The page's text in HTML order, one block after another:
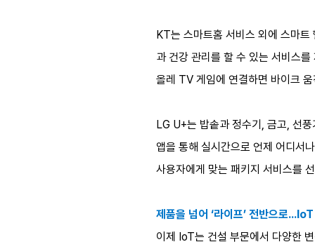
KT는 스마트홈 서비스 외에 스마
과 건강 관리를 할 수 있는 서비스
올레 TV 게임에 연결하면 바이크
LG U+는 밥솥과 정수기, 금고, 선
앱을 통해 실시간으로 언제 어디서
사용자에게 맞는 패키지 서비스를
제품을 넘어 ‘라이프’ 전반으로
이제 IoT는 건설 부문에서 다양한